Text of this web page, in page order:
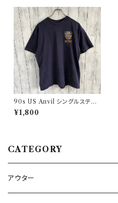
90s US Anvil シングルステッ
チTシャツ ニューヨーク警察 ヴ
ィンテージ
¥1,800
CATEGORY
アウター